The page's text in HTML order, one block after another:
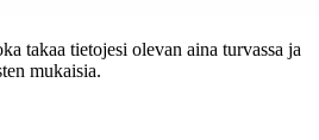
takaa tietojesi olevan aina turvassa ja
mukaisia.